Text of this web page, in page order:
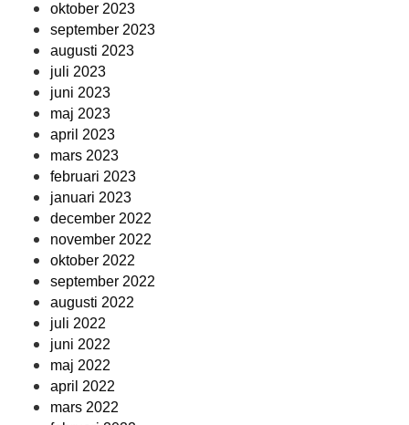
oktober 2023
september 2023
augusti 2023
juli 2023
juni 2023
maj 2023
april 2023
mars 2023
februari 2023
januari 2023
december 2022
november 2022
oktober 2022
september 2022
augusti 2022
juli 2022
juni 2022
maj 2022
april 2022
mars 2022